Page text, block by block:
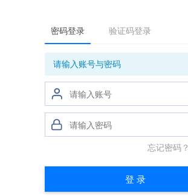
密码登录 验证码登录
请输入账号与密码
忘记密码？
登 录